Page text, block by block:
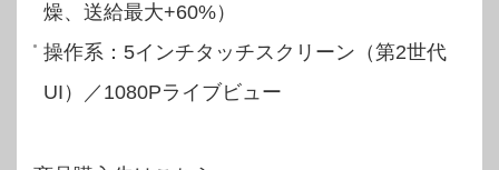
燥、送給最大+60%）
操作系：5インチタッチスクリーン（第2世代
UI）／1080Pライブビュー